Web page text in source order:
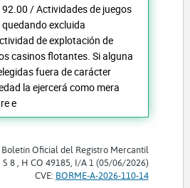
/ Actividades de juegos
excluida
de explotación de
casinos flotantes. Si alguna
fuera de carácter
la ejercerá como mera
e
Boletín Oficial del Registro Mercantil
S 8 , H CO 49185, I/A 1 (05/06/2026)
CVE: BORME-A-2026-110-14